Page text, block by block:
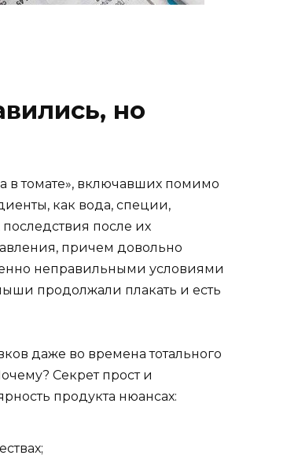
но
в томате», включавших помимо
как вода, специи,
после их
причем довольно
неправильными условиями
продолжали плакать и есть
даже во времена тотального
Секрет прост и
продукта нюансах: